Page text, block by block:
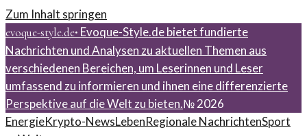
Zum Inhalt springen
evoque-style.de· Evoque-Style.de bietet fundierte
Nachrichten und Analysen zu aktuellen Themen aus
verschiedenen Bereichen, um Leserinnen und Leser
umfassend zu informieren und ihnen eine differenzierte
Perspektive auf die Welt zu bieten.№2026
EnergieKrypto-NewsLebenRegionale NachrichtenSport